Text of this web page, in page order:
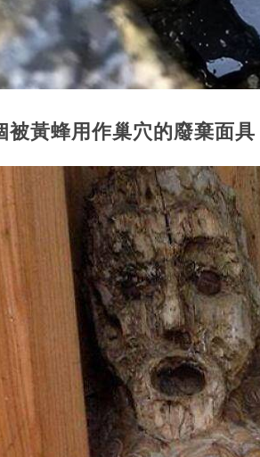
被黃蜂用作巢穴的廢棄面具